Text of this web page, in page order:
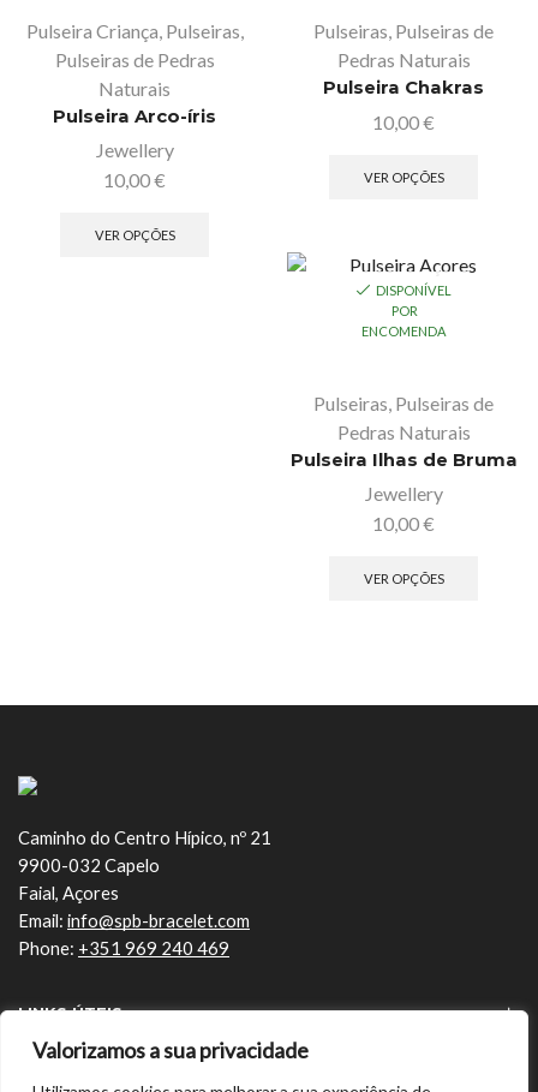
Valorizamos a sua privacidade
Pulseira Criança, Pulseiras,
Pulseiras de Pedras
Naturais
Pulseira Arco-íris
Jewellery
10,00€
VER OPÇÕES
Pulseiras, Pulseiras de
Pedras Naturais
Pulseira Chakras
10,00€
VER OPÇÕES
DISPONÍVEL
POR
ENCOMENDA
Pulseiras, Pulseiras de
Pedras Naturais
Pulseira Ilhas de Bruma
Jewellery
10,00€
VER OPÇÕES
Caminho do Centro Hípico, nº 21
9900-032 Capelo
Faial, Açores
Email: info@spb-bracelet.com
Phone: +351 969 240 469
LINKS ÚTEIS